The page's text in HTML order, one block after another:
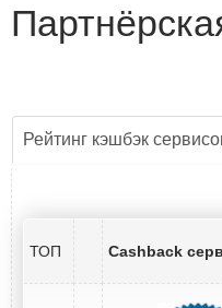
Рейтинг кэшбэк
ТОП Cashback